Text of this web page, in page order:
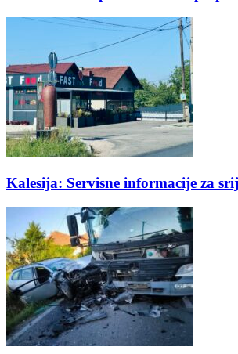
Kalesija: Servisne informacije za